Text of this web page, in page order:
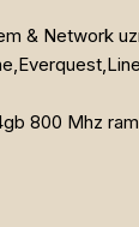
& Network
800 Mhz ram,